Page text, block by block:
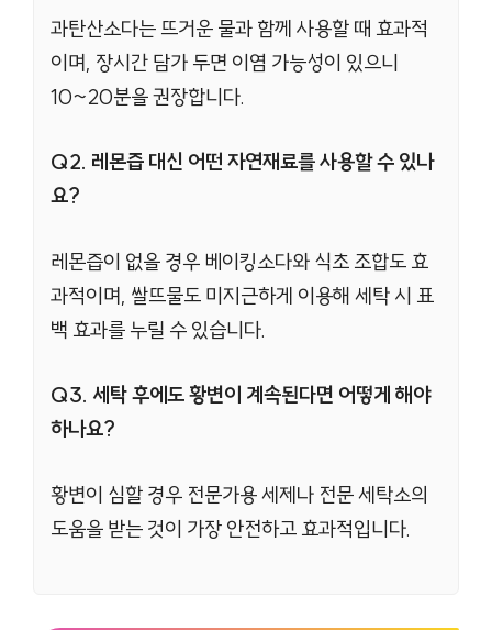
과탄산소다는 뜨거운 물과 함께 사용할 때 효과적
이며, 장시간 담가 두면 이염 가능성이 있으니
10~20분을 권장합니다.
Q2. 레몬즙 대신 어떤 자연재료를 사용할 수 있나
요?
레몬즙이 없을 경우 베이킹소다와 식초 조합도 효
과적이며, 쌀뜨물도 미지근하게 이용해 세탁 시 표
백 효과를 누릴 수 있습니다.
Q3. 세탁 후에도 황변이 계속된다면 어떻게 해야
하나요?
황변이 심할 경우 전문가용 세제나 전문 세탁소의
도움을 받는 것이 가장 안전하고 효과적입니다.